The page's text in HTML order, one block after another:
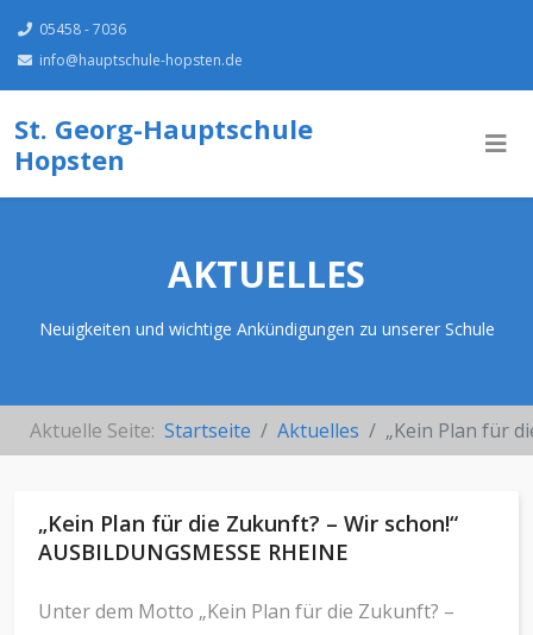
05458 - 7036
info@hauptschule-hopsten.de
St. Georg-Hauptschule
Hopsten
AKTUELLES
Neuigkeiten und wichtige Ankündigungen zu unserer Schule
Aktuelle Seite: Startseite Aktuelles „Kein Plan für
„Kein Plan für die Zukunft? – Wir schon!“
AUSBILDUNGSMESSE RHEINE
Unter dem Motto „Kein Plan für die Zukunft? –